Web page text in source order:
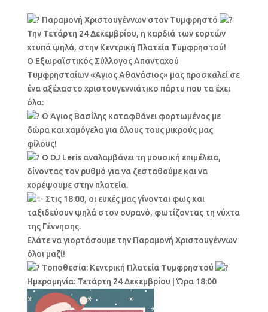
Παραμονή Χριστουγέννων στον Τυμφρηστό
Την Τετάρτη 24 Δεκεμβρίου, η καρδιά των εορτών
χτυπά ψηλά, στην Κεντρική Πλατεία Τυμφρηστού!
Ο Εξωραϊστικός Σύλλογος Απανταχού
Τυμφρησταίων «Άγιος Αθανάσιος» μας προσκαλεί σε
ένα αξέχαστο χριστουγεννιάτικο πάρτυ που τα έχει
όλα:
Ο Άγιος Βασίλης καταφθάνει φορτωμένος με
δώρα και χαμόγελα για όλους τους μικρούς μας
φίλους!
Ο DJ Leris αναλαμβάνει τη μουσική επιμέλεια,
δίνοντας τον ρυθμό για να ζεσταθούμε και να
χορέψουμε στην πλατεία.
Στις 18:00, οι ευχές μας γίνονται φως και
ταξιδεύουν ψηλά στον ουρανό, φωτίζοντας τη νύχτα
της Γέννησης.
Ελάτε να γιορτάσουμε την Παραμονή Χριστουγέννων
όλοι μαζί!
Τοποθεσία: Κεντρική Πλατεία Τυμφρηστού
Ημερομηνία: Τετάρτη 24 Δεκεμβρίου | Ώρα 18:00